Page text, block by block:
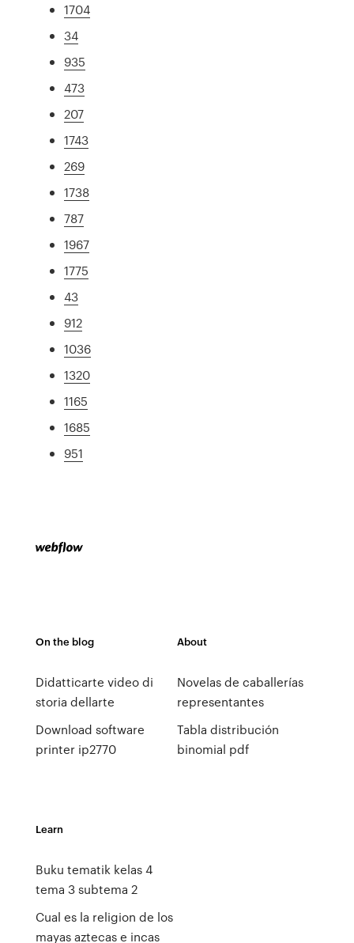
1704
34
935
473
207
1743
269
1738
787
1967
1775
43
912
1036
1320
1165
1685
951
On the blog
Didatticarte video di
storia dellarte
Download software
printer ip2770
About
Novelas de caballerías
representantes
Tabla distribución
binomial pdf
Learn
Buku tematik kelas 4
tema 3 subtema 2
Cual es la religion de los
mayas aztecas e incas